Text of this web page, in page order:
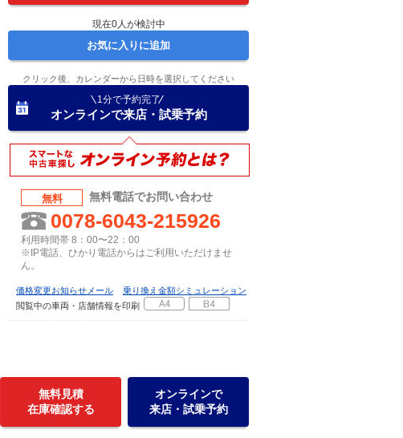
現在0人が検討中
お気に入りに追加
クリック後、カレンダーから日時を選択してください
1分で予約完了
オンラインで来店・試乗予約
無料 無料電話でお問い合わせ
0078-6043-215926
利用時間帯 8：00〜22：00
※IP電話、ひかり電話からはご利用いただけませ
ん。
価格変更お知らせメール
乗り換え金額シミュレーション
閲覧中の車両・店舗情報を印刷
無料見積
在庫確認する
オンラインで
来店・試乗予約